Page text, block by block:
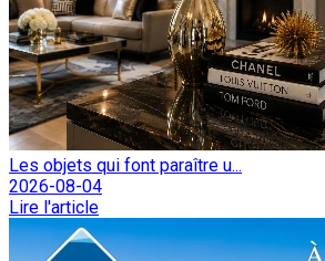
Les objets qui font paraître u...
2026-08-04
Lire l'article